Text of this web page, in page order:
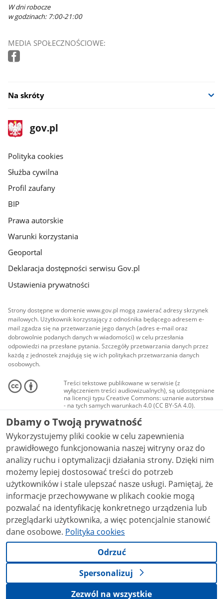
W dni robocze
w godzinach: 7:00-21:00
MEDIA SPOŁECZNOŚCIOWE:
Na skróty
stopka
gov.pl
Strona
gov.pl
gov.pl
Polityka cookies
Służba cywilna
Profil zaufany
BIP
Prawa autorskie
Warunki korzystania
Geoportal
Deklaracja dostępności serwisu Gov.pl
Ustawienia prywatności
Strony dostępne w domenie www.gov.pl mogą zawierać adresy skrzynek
mailowych. Użytkownik korzystający z odnośnika będącego adresem e-
mail zgadza się na przetwarzanie jego danych (adres e-mail oraz
dobrowolnie podanych danych w wiadomości) w celu przesłania
odpowiedzi na przesłane pytania. Szczegóły przetwarzania danych przez
każdą z jednostek znajdują się w ich politykach przetwarzania danych
osobowych.
Treści tekstowe publikowane w serwisie (z
wyłączeniem treści audiowizualnych), są udostępniane
na licencji typu Creative Commons: uznanie autorstwa
- na tych samych warunkach 4.0 (CC BY-SA 4.0).
Materiały audiowizualne, w tym zdjęcia, materiały
audio i wideo, są udostępniane na licencji typu
Creative Commons: uznanie autorstwa użycie
niekomercyjne - bez utworów zależnych 4.0 (CC BY-
NC-ND 4.0), o ile nie jest to stwierdzone inaczej.
Dbamy o Twoją prywatność
Wykorzystujemy pliki cookie w celu zapewnienia
prawidłowego funkcjonowania naszej witryny oraz do
analizy ruchu i optymalizacji działania strony. Dzięki nim
możemy lepiej dostosować treści do potrzeb
użytkowników i stale ulepszać nasze usługi. Pamiętaj, że
informacje przechowywane w plikach cookie mogą
pozwalać na identyfikację konkretnego urządzenia lub
przeglądarki użytkownika, a więc potencjalnie stanowić
dane osobowe. Polityka cookies
Odrzuć
Spersonalizuj
Zezwól na wszystkie